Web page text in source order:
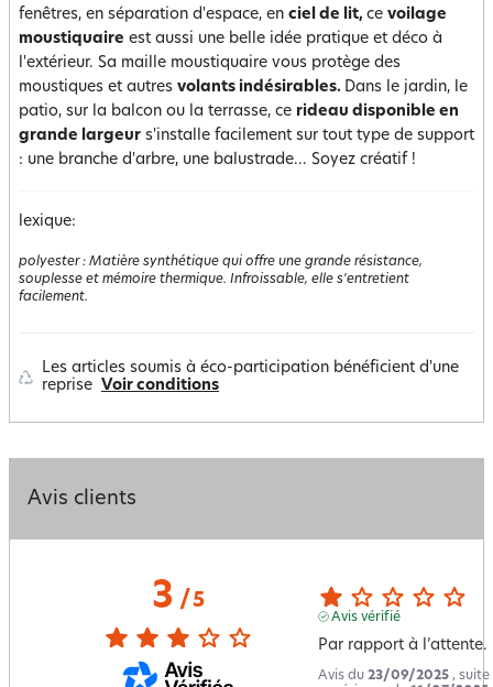
fenêtres, en séparation d'espace, en ciel de lit, ce voilage
moustiquaire est aussi une belle idée pratique et déco à
l'extérieur. Sa maille moustiquaire vous protège des
moustiques et autres volants indésirables. Dans le jardin, le
patio, sur la balcon ou la terrasse, ce rideau disponible en
grande largeur s'installe facilement sur tout type de support
: une branche d'arbre, une balustrade... Soyez créatif !
lexique:
polyester: Matière synthétique qui offre une grande résistance,
souplesse et mémoire thermique. Infroissable, elle s'entretient
facilement.
Les articles soumis à éco-participation bénéficient d'une
reprise Voir conditions
Avis clients
3/ 5
Avis vérifié
Par rapport à l’attente.
Avis du 23/09/2025 , suite